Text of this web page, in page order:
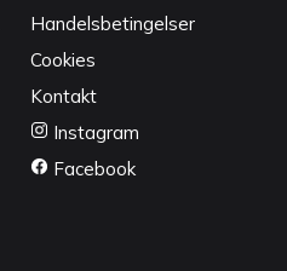
Handelsbetingelser
Cookies
Kontakt
Instagram
Facebook